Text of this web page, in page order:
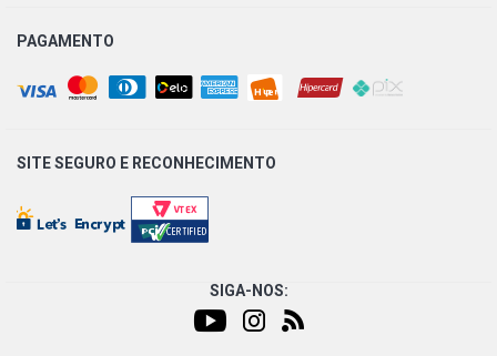
PAGAMENTO
SITE SEGURO E RECONHECIMENTO
SIGA-NOS: